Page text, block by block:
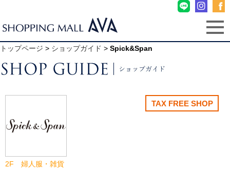
トップページ > ショップガイド > Spick&Span
TAX FREE SHOP
2F 婦人服・雑貨